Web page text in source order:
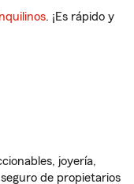
. ¡Es rápido y
joyería,
de propietarios